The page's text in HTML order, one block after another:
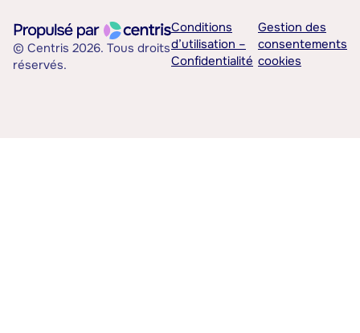
© Centris 2026. Tous droits
réservés.
Conditions
d’utilisation –
Confidentialité
Gestion des
consentements
cookies